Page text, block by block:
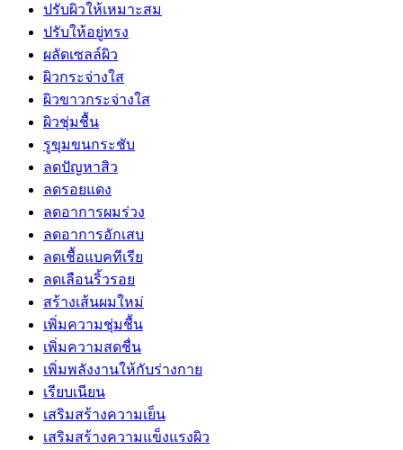
ปรับผิวให้เหมาะสม
ปรับให้อยู่ทรง
ผลัดเซลล์ผิว
ผิวกระจ่างใส
ผิวขาวกระจ่างใส
ผิวชุ่มชื้น
รูขุมขนกระชับ
ลดปัญหาสิว
ลดรอยแดง
ลดอาการผมร่วง
ลดอาการอักเสบ
ลดเชื้อแบคทีเรีย
ลดเลือนริ้วรอย
สร้างเส้นผมใหม่
เพิ่มความชุ่มชื้น
เพิ่มความสดชื่น
เพิ่มพลังงานให้กับร่างกาย
เรียบเนียน
เสริมสร้างความเย็น
เสริมสร้างความแข็งแรงผิว